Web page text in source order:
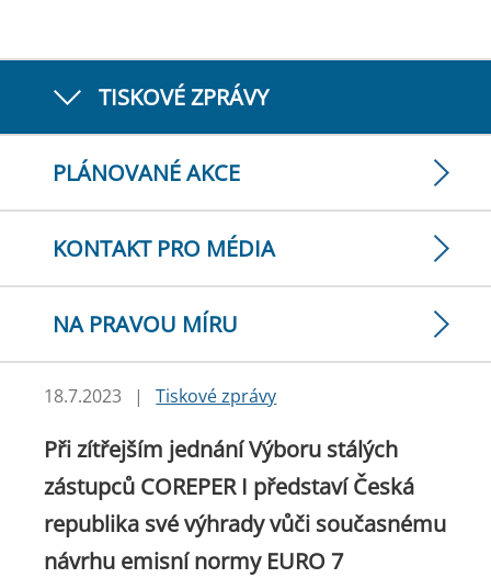
TISKOVÉ ZPRÁVY
PLÁNOVANÉ AKCE
KONTAKT PRO MÉDIA
NA PRAVOU MÍRU
18.7.2023 | Tiskové zprávy
Při zítřejším jednání Výboru stálých
zástupců COREPER I představí Česká
republika své výhrady vůči současnému
návrhu emisní normy EURO 7